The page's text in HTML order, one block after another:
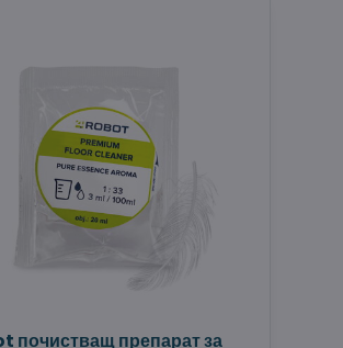
почистващ препарат за